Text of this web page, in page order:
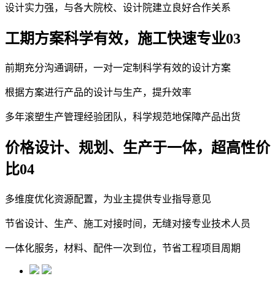
设计实力强，与各大院校、设计院建立良好合作关系
工期方案科学有效，施工快速专业03
前期充分沟通调研，一对一定制科学有效的设计方案
根据方案进行产品的设计与生产，提升效率
多年滚塑生产管理经验团队，科学规范地保障产品出货
价格设计、规划、生产于一体，超高性价
比04
多维度优化资源配置，为业主提供专业指导意见
节省设计、生产、施工对接时间，无缝对接专业技术人员
一体化服务，材料、配件一次到位，节省工程项目周期